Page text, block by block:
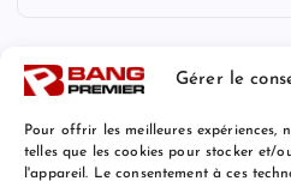
Gérer le
Pour offrir les meilleures expériences,
telles que les cookies pour stocker et/
l'appareil. Le consentement à ces
Mentions Légales